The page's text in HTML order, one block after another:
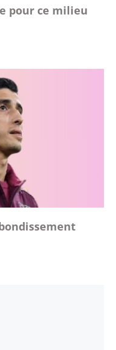
pour ce milieu